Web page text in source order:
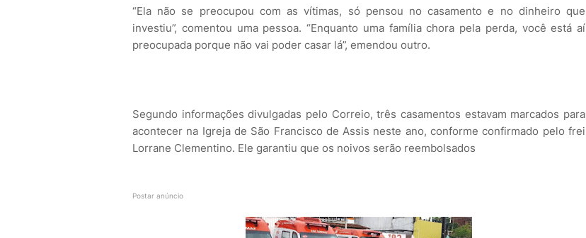
“Ela não se preocupou com as vítimas, só pensou no casamento e no dinheiro que
investiu”, comentou uma pessoa. “Enquanto uma família chora pela perda, você está aí
preocupada porque não vai poder casar lá”, emendou outro.
Segundo informações divulgadas pelo Correio, três casamentos estavam marcados para
acontecer na Igreja de São Francisco de Assis neste ano, conforme confirmado pelo frei
Lorrane Clementino. Ele garantiu que os noivos serão reembolsados
Postar anúncio